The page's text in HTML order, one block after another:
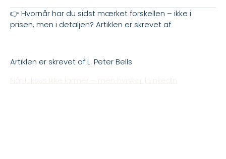
👉 Hvornår har du sidst mærket forskellen – ikke i
prisen, men i detaljen? Artiklen er skrevet af
Artiklen er skrevet af L. Peter Bells